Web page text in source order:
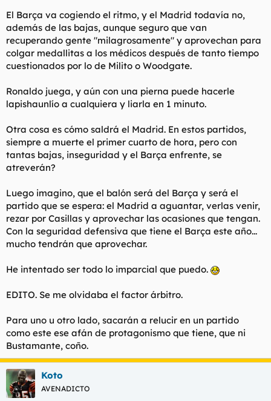
El Barça va cogiendo el ritmo, y el Madrid todavía no,
además de las bajas, aunque seguro que van
recuperando gente "milagrosamente" y aprovechan para
colgar medallitas a los médicos después de tanto tiempo
cuestionados por lo de Milito o Woodgate.
Ronaldo juega, y aún con una pierna puede hacerle
lapishaunlío a cualquiera y liarla en 1 minuto.
Otra cosa es cómo saldrá el Madrid. En estos partidos,
siempre a muerte el primer cuarto de hora, pero con
tantas bajas, inseguridad y el Barça enfrente, se
atreverán?
Luego imagino, que el balón será del Barça y será el
partido que se espera: el Madrid a aguantar, verlas venir,
rezar por Casillas y aprovechar las ocasiones que tengan.
Con la seguridad defensiva que tiene el Barça este año...
mucho tendrán que aprovechar.
He intentado ser todo lo imparcial que puedo.
EDITO. Se me olvidaba el factor árbitro.
Para uno u otro lado, sacarán a relucir en un partido
como este ese afán de protagonismo que tiene, que ni
Bustamante, coño.
Koto
AVENADICTO